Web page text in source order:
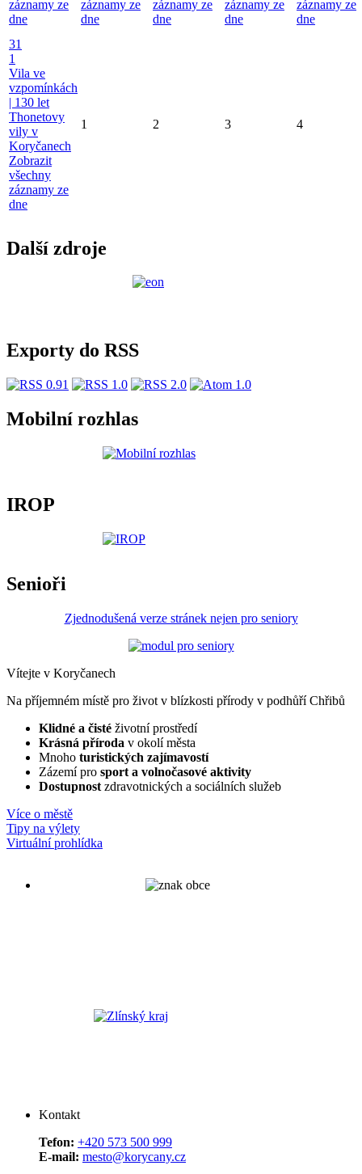
záznamy ze
dne
záznamy ze
dne
záznamy ze
dne
záznamy ze
dne
záznamy ze
dne
31
1
Vila ve
vzpomínkách
| 130 let
Thonetovy
vily v
Koryčanech
Zobrazit
všechny
záznamy ze
dne
1 2 3 4
Další zdroje
Exporty do RSS
Mobilní rozhlas
IROP
Senioři
Zjednodušená verze stránek nejen pro seniory
Vítejte v Koryčanech
Na příjemném místě pro život v blízkosti přírody v podhůří Chřibů
Klidné a čisté životní prostředí
Krásná příroda v okolí města
Mnoho turistických zajímavostí
Zázemí pro sport a volnočasové aktivity
Dostupnost zdravotnických a sociálních služeb
Více o městě
Tipy na výlety
Virtuální prohlídka
Kontakt
Tefon: +420 573 500 999
E-mail: mesto@korycany.cz